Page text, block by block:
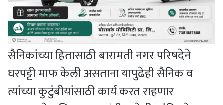
सैनिकांच्या हितासाठी बारामती नगर परिषदेने
घरपट्टी माफ केली असताना यापुढेही सैनिक व
त्यांच्या कुटुंबीयांसाठी कार्य करत राहणार